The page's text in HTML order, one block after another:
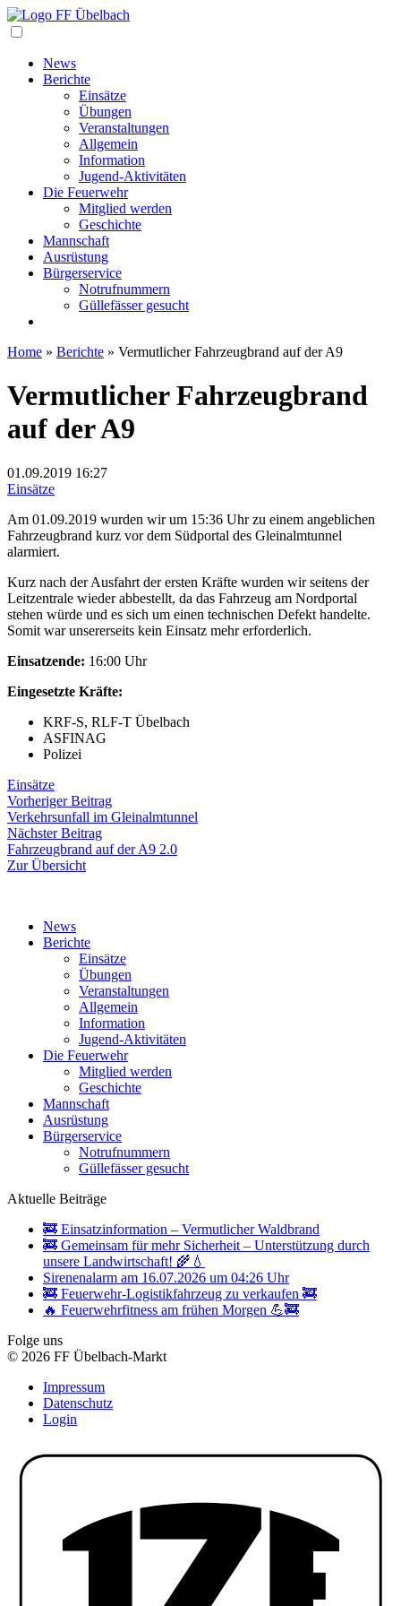
News
Berichte
Einsätze
Übungen
Veranstaltungen
Allgemein
Information
Jugend-Aktivitäten
Die Feuerwehr
Mitglied werden
Geschichte
Mannschaft
Ausrüstung
Bürgerservice
Notrufnummern
Güllefässer gesucht
Home » Berichte » Vermutlicher Fahrzeugbrand auf der A9
Vermutlicher Fahrzeugbrand
auf der A9
01.09.2019 16:27
Einsätze
Am 01.09.2019 wurden wir um 15:36 Uhr zu einem angeblichen
Fahrzeugbrand kurz vor dem Südportal des Gleinalmtunnel
alarmiert.
Kurz nach der Ausfahrt der ersten Kräfte wurden wir seitens der
Leitzentrale wieder abbestellt, da das Fahrzeug am Nordportal
stehen würde und es sich um einen technischen Defekt handelte.
Somit war unsererseits kein Einsatz mehr erforderlich.
Einsatzende: 16:00 Uhr
Eingesetzte Kräfte:
KRF-S, RLF-T Übelbach
ASFINAG
Polizei
Einsätze
Beitragsnavigation
Vorheriger BeitragVorheriger
Beitrag:
Verkehrsunfall im Gleinalmtunnel
Nächster BeitragNächster
Beitrag:
Fahrzeugbrand auf der A9 2.0
Zur Übersicht
News
Berichte
Einsätze
Übungen
Veranstaltungen
Allgemein
Information
Jugend-Aktivitäten
Die Feuerwehr
Mitglied werden
Geschichte
Mannschaft
Ausrüstung
Bürgerservice
Notrufnummern
Güllefässer gesucht
Aktuelle Beiträge
🚒 Einsatzinformation – Vermutlicher Waldbrand
🚒 Gemeinsam für mehr Sicherheit – Unterstützung durch
unsere Landwirtschaft! 🌾💧
Sirenenalarm am 16.07.2026 um 04:26 Uhr
🚒 Feuerwehr-Logistikfahrzeug zu verkaufen 🚒
🔥 Feuerwehrfitness am frühen Morgen 💪🚒
Folge uns
© 2026 FF Übelbach-Markt
Impressum
Datenschutz
Login